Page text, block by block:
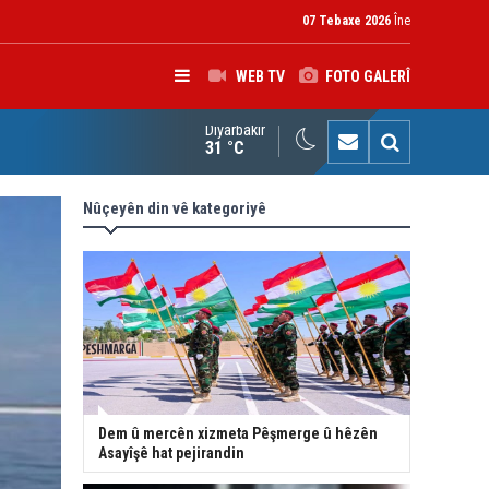
07 Tebaxe 2026 Îne
WEB TV FOTO GALERÎ
Gotinên Parêzgarê Kerkûkê yên li ser Madeya 140î hewldana
Diyarbakır
31 °C
Nûçeyên din vê kategoriyê
Dem û mercên xizmeta Pêşmerge û hêzên
Asayîşê hat pejirandin